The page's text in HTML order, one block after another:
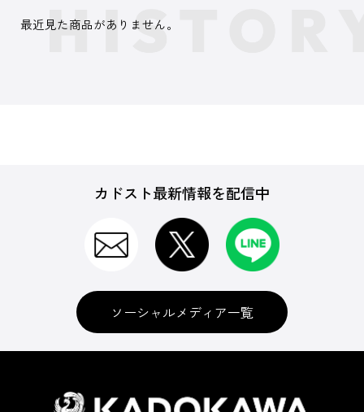
最近見た商品がありません。
カドスト最新情報を配信中
ソーシャルメディア一覧